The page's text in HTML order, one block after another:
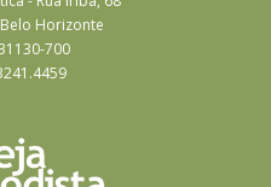
Horizonte
700